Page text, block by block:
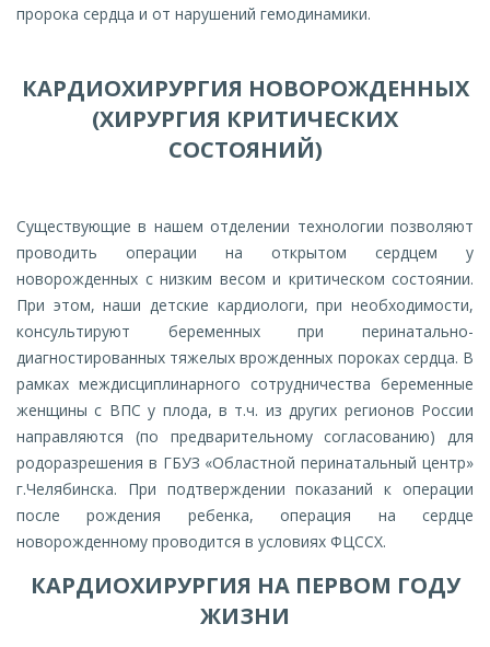
пророка сердца и от нарушений гемодинамики.
КАРДИОХИРУРГИЯ НОВОРОЖДЕННЫХ
(ХИРУРГИЯ КРИТИЧЕСКИХ
СОСТОЯНИЙ)
Существующие в нашем отделении технологии позволяют
проводить операции на открытом сердцем у
новорожденных с низким весом и критическом состоянии.
При этом, наши детские кардиологи, при необходимости,
консультируют беременных при перинатально-
диагностированных тяжелых врожденных пороках сердца. В
рамках междисциплинарного сотрудничества беременные
женщины с ВПС у плода, в т.ч. из других регионов России
направляются (по предварительному согласованию) для
родоразрешения в ГБУЗ «Областной перинатальный центр»
г.Челябинска. При подтверждении показаний к операции
после рождения ребенка, операция на сердце
новорожденному проводится в условиях ФЦССХ.
КАРДИОХИРУРГИЯ НА ПЕРВОМ ГОДУ
ЖИЗНИ